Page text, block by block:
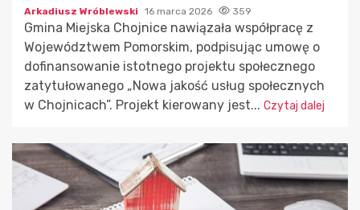
Arkadiusz Wróblewski 16 marca 2026 359
Gmina Miejska Chojnice nawiązała współpracę z
Województwem Pomorskim, podpisując umowę o
dofinansowanie istotnego projektu społecznego
zatytułowanego „Nowa jakość usług społecznych
w Chojnicach”. Projekt kierowany jest... Czytaj dalej